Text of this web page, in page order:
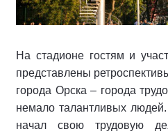
На стадионе гостям и
представлены
города Орска – города
немало талантливых
начал свою трудовую